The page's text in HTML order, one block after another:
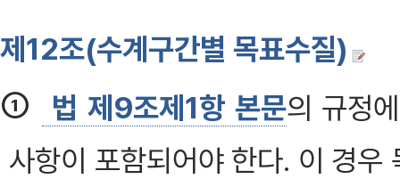
제12조(수계구간별 목표수질)
① 법 제9조제1항 본문의 규정
사항이 포함되어야 한다. 이 경